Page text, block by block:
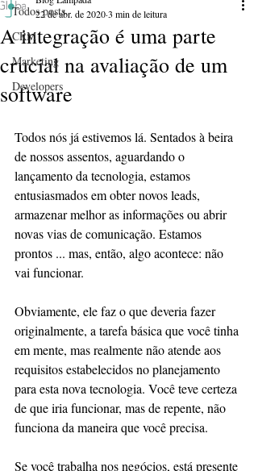
Todos posts
CRM
Marketing
Developers
A integração é uma parte
crucial na avaliação de um
software
22 de abr. de 20203 min de leitura
Todos nós já estivemos lá. Sentados à beira
de nossos assentos, aguardando o
lançamento da tecnologia, estamos
entusiasmados em obter novos leads,
armazenar melhor as informações ou abrir
novas vias de comunicação. Estamos
prontos ... mas, então, algo acontece: não
vai funcionar.
Obviamente, ele faz o que deveria fazer
originalmente, a tarefa básica que você tinha
em mente, mas realmente não atende aos
requisitos estabelecidos no planejamento
para esta nova tecnologia. Você teve certeza
de que iria funcionar, mas de repente, não
funciona da maneira que você precisa.
Se você trabalha nos negócios, está presente